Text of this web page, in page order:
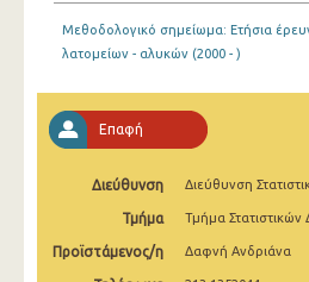
2013
2011
2009
2008
Μεθοδολογικό σημείωμα: Ετήσια
λατομείων - αλυκών (2000 - )
Επαφή
Διεύθυνση Διεύθυνση
Τμήμα Τμήμα
Προϊστάμενος/η Δαφνή Ανδριάνα